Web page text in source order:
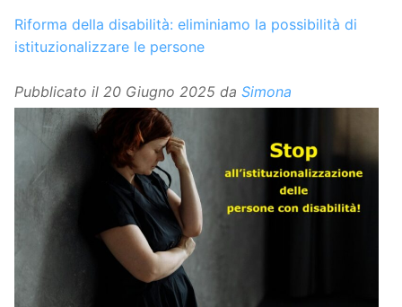
Riforma della disabilità: eliminiamo la possibilità di
istituzionalizzare le persone
Pubblicato il 20 Giugno 2025 da Simona